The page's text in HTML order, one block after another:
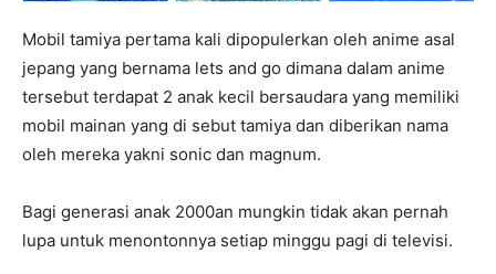
Mobil tamiya pertama kali dipopulerkan oleh anime asal
jepang yang bernama lets and go dimana dalam anime
tersebut terdapat 2 anak kecil bersaudara yang memiliki
mobil mainan yang di sebut tamiya dan diberikan nama
oleh mereka yakni sonic dan magnum.
Bagi generasi anak 2000an mungkin tidak akan pernah
lupa untuk menontonnya setiap minggu pagi di televisi.